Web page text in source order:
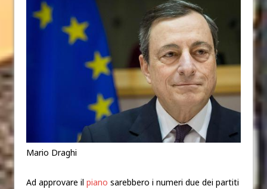
Mario Draghi
Ad approvare il piano sarebbero i numeri due dei partiti